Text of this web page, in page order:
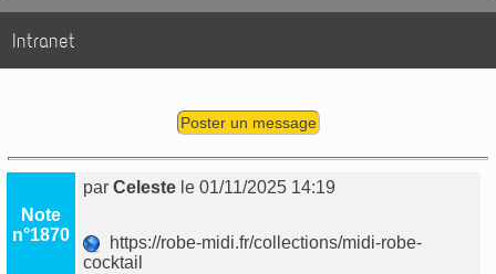
Intranet
Poster un message
Note
n°1870
parCeleste le 01/11/2025 14:19
https://robe-midi.fr/collections/midi-robe-
cocktail